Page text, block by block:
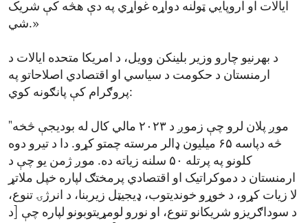
ایالات او اروپايي ټولنه دواړه غواړي په دې هڅه کې شریک
شي.»
د بهرنیو چارو وزیر بلینکن وویل، د امریکا متحده ایالات د
ارمنستان د حکومت د سیاسي او اقتصادي اصلاحاتو په
پروګرام کې پانګونه کوي:
"موږ پلان لرو چې زموږ د ۲۰۲۳ مالي کال له بودیجې څخه
څه دپاسه ۶۵ میلیون ډالر مرسته چمتو کړو. دا د تیرو دوه
کلونو په پرتله ۵۰ سلنه زیاته ده. موږ ژمن یو چې د
ارمنستان د دموکراتیک او اقتصادي پرمختګ لپاره خپل ملاتړ
لا زیات کړو، د خوړو خوندیتوب، ډیجیټل زیربنا، د انرژۍ تنوع،
د سوداګریزو شریکانو تنوع، او نورو لومړیتوبونو لپاره چې [د